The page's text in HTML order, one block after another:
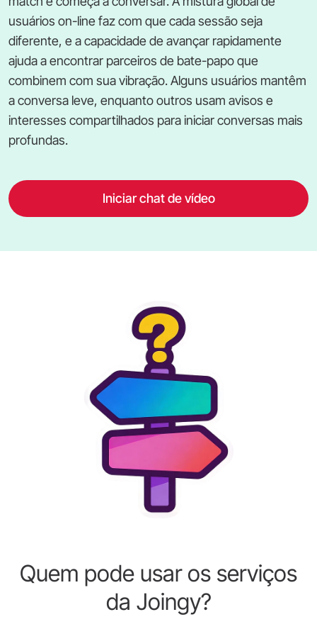
usuários on-line faz com que cada sessão seja
diferente, e a capacidade de avançar rapidamente
ajuda a encontrar parceiros de bate-papo que
combinem com sua vibração. Alguns usuários mantêm
a conversa leve, enquanto outros usam avisos e
interesses compartilhados para iniciar conversas mais
profundas.
Iniciar chat de vídeo
Quem pode usar os serviços
da Joingy?